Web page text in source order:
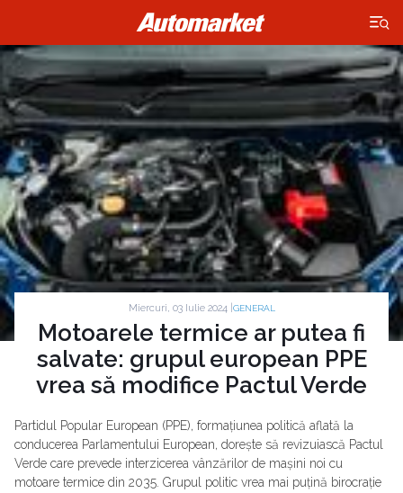
×
Miercuri, 03 Iulie 2024 | GENERAL
Motoarele termice ar putea fi
salvate: grupul european PPE
vrea să modifice Pactul Verde
Partidul Popular European (PPE), formațiunea politică aflată la
conducerea Parlamentului European, dorește să revizuiască Pactul
Verde care prevede interzicerea vânzărilor de mașini noi cu
motoare termice din 2035. Grupul politic vrea mai puțină birocrație